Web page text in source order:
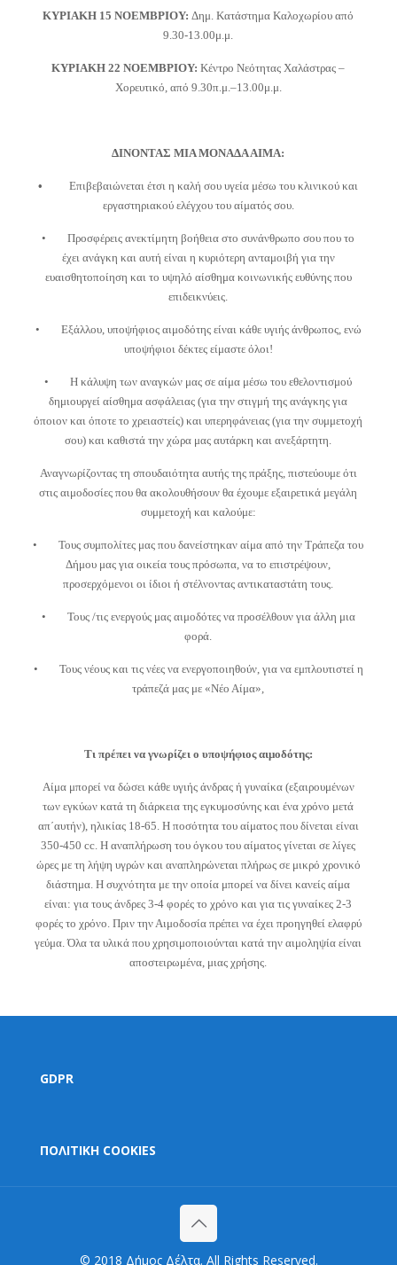
ΚΥΡΙΑΚΗ 15 ΝΟΕΜΒΡΙΟΥ: Δημ. Κατάστημα Καλοχωρίου από
9.30-13.00μ.μ.
ΚΥΡΙΑΚΗ 22 ΝΟΕΜΒΡΙΟΥ:Κέντρο Νεότητας Χαλάστρας –
Χορευτικό, από 9.30π.μ.–13.00μ.μ.
ΔΙΝΟΝΤΑΣ ΜΙΑ ΜΟΝΑΔΑ ΑΙΜΑ:
•Επιβεβαιώνεται έτσι η καλή σου υγεία μέσω του κλινικού και
εργαστηριακού ελέγχου του αίματός σου.
• Προσφέρεις ανεκτίμητη βοήθεια στο συνάνθρωπο σου που το
έχει ανάγκη και αυτή είναι η κυριότερη ανταμοιβή για την
ευαισθητοποίηση και το υψηλό αίσθημα κοινωνικής ευθύνης που
επιδεικνύεις.
• Εξάλλου, υποψήφιος αιμοδότης είναι κάθε υγιής άνθρωπος, ενώ
υποψήφιοι δέκτες είμαστε όλοι!
• Η κάλυψη των αναγκών μας σε αίμα μέσω του εθελοντισμού
δημιουργεί αίσθημα ασφάλειας (για την στιγμή της ανάγκης για
όποιον και όποτε το χρειαστείς) και υπερηφάνειας (για την συμμετοχή
σου) και καθιστά την χώρα μας αυτάρκη και ανεξάρτητη.
Αναγνωρίζοντας τη σπουδαιότητα αυτής της πράξης, πιστεύουμε ότι
στις αιμοδοσίες που θα ακολουθήσουν θα έχουμε εξαιρετικά μεγάλη
συμμετοχή και καλούμε:
• Τους συμπολίτες μας που δανείστηκαν αίμα από την Τράπεζα του
Δήμου μας για οικεία τους πρόσωπα, να το επιστρέψουν,
προσερχόμενοι οι ίδιοι ή στέλνοντας αντικαταστάτη τους.
• Τους /τις ενεργούς μας αιμοδότες να προσέλθουν για άλλη μια
φορά.
• Τους νέους και τις νέες να ενεργοποιηθούν, για να εμπλουτιστεί η
τράπεζά μας με «Νέο Αίμα»,
Τι πρέπει να γνωρίζει ο υποψήφιος αιμοδότης:
Αίμα μπορεί να δώσει κάθε υγιής άνδρας ή γυναίκα (εξαιρουμένων
των εγκύων κατά τη διάρκεια της εγκυμοσύνης και ένα χρόνο μετά
απ΄αυτήν), ηλικίας 18-65. Η ποσότητα του αίματος που δίνεται είναι
350-450 cc. Η αναπλήρωση του όγκου του αίματος γίνεται σε λίγες
ώρες με τη λήψη υγρών και αναπληρώνεται πλήρως σε μικρό χρονικό
διάστημα. Η συχνότητα με την οποία μπορεί να δίνει κανείς αίμα
είναι: για τους άνδρες 3-4 φορές το χρόνο και για τις γυναίκες 2-3
φορές το χρόνο. Πριν την Αιμοδοσία πρέπει να έχει προηγηθεί ελαφρύ
γεύμα. Όλα τα υλικά που χρησιμοποιούνται κατά την αιμοληψία είναι
αποστειρωμένα, μιας χρήσης.
GDPR
ΠΟΛΙΤΙΚΗ COOKIES
© 2018 Δήμος Δέλτα. All Rights Reserved.